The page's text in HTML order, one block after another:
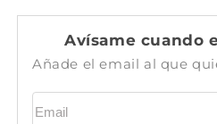
Avísame cuando
Añade el email al que